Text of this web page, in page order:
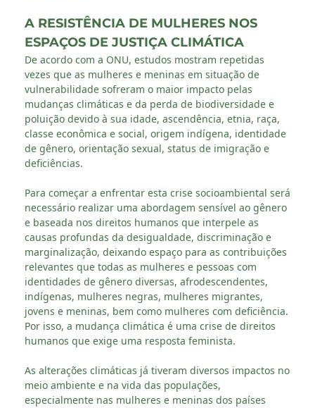
A RESISTÊNCIA DE MULHERES NOS
ESPAÇOS DE JUSTIÇA CLIMÁTICA
De acordo com a ONU, estudos mostram repetidas
vezes que as mulheres e meninas em situação de
vulnerabilidade sofreram o maior impacto pelas
mudanças climáticas e da perda de biodiversidade e
poluição devido à sua idade, ascendência, etnia, raça,
classe econômica e social, origem indígena, identidade
de gênero, orientação sexual, status de imigração e
deficiências.
Para começar a enfrentar esta crise socioambiental será
necessário realizar uma abordagem sensível ao gênero
e baseada nos direitos humanos que interpele as
causas profundas da desigualdade, discriminação e
marginalização, deixando espaço para as contribuições
relevantes que todas as mulheres e pessoas com
identidades de gênero diversas, afrodescendentes,
indígenas, mulheres negras, mulheres migrantes,
jovens e meninas, bem como mulheres com deficiência.
Por isso, a mudança climática é uma crise de direitos
humanos que exige uma resposta feminista.
As alterações climáticas já tiveram diversos impactos no
meio ambiente e na vida das populações,
especialmente nas mulheres e meninas dos países